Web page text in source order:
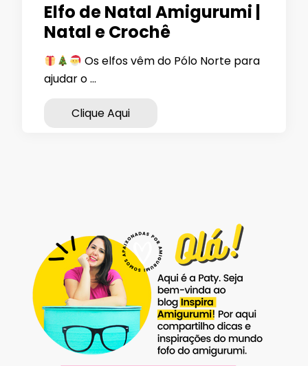
Elfo de Natal Amigurumi |
Natal e Crochê
Os elfos vêm do Pólo Norte para
ajudar o …
Clique Aqui